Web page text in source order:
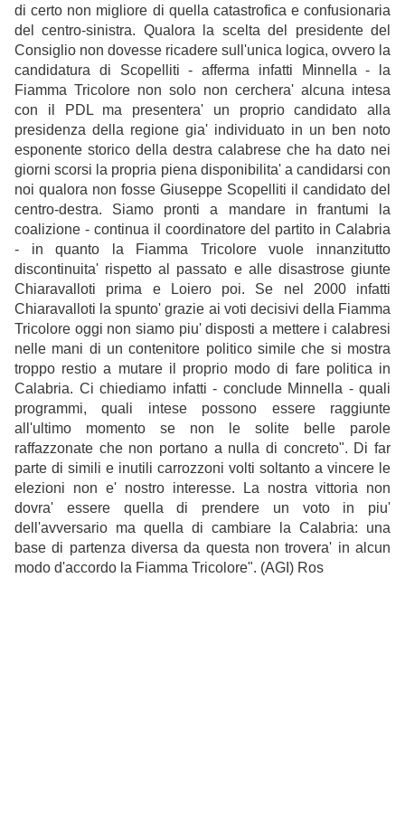
di certo non migliore di quella catastrofica e confusionaria
del centro-sinistra. Qualora la scelta del presidente del
Consiglio non dovesse ricadere sull'unica logica, ovvero la
candidatura di Scopelliti - afferma infatti Minnella - la
Fiamma Tricolore non solo non cerchera' alcuna intesa
con il PDL ma presentera' un proprio candidato alla
presidenza della regione gia' individuato in un ben noto
esponente storico della destra calabrese che ha dato nei
giorni scorsi la propria piena disponibilita' a candidarsi con
noi qualora non fosse Giuseppe Scopelliti il candidato del
centro-destra. Siamo pronti a mandare in frantumi la
coalizione - continua il coordinatore del partito in Calabria
- in quanto la Fiamma Tricolore vuole innanzitutto
discontinuita' rispetto al passato e alle disastrose giunte
Chiaravalloti prima e Loiero poi. Se nel 2000 infatti
Chiaravalloti la spunto' grazie ai voti decisivi della Fiamma
Tricolore oggi non siamo piu' disposti a mettere i calabresi
nelle mani di un contenitore politico simile che si mostra
troppo restio a mutare il proprio modo di fare politica in
Calabria. Ci chiediamo infatti - conclude Minnella - quali
programmi, quali intese possono essere raggiunte
all'ultimo momento se non le solite belle parole
raffazzonate che non portano a nulla di concreto". Di far
parte di simili e inutili carrozzoni volti soltanto a vincere le
elezioni non e' nostro interesse. La nostra vittoria non
dovra' essere quella di prendere un voto in piu'
dell'avversario ma quella di cambiare la Calabria: una
base di partenza diversa da questa non trovera' in alcun
modo d'accordo la Fiamma Tricolore". (AGI) Ros